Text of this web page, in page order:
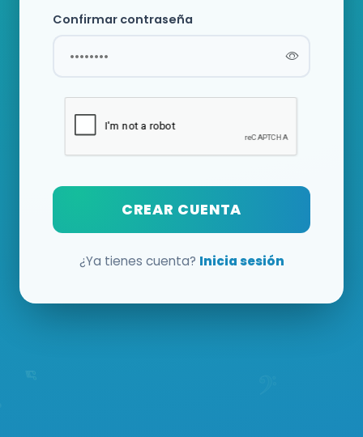
Confirmar contraseña
CREAR CUENTA
¿Ya tienes cuenta? Inicia sesión